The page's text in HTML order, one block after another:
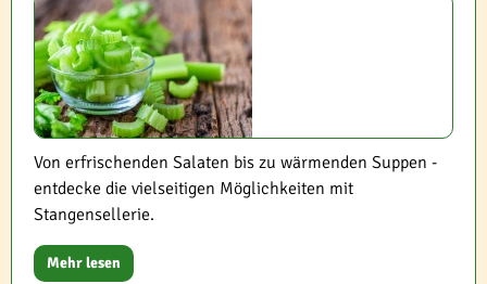
Von erfrischenden Salaten bis zu wärmenden Suppen -
entdecke die vielseitigen Möglichkeiten mit
Stangensellerie.
Mehr lesen